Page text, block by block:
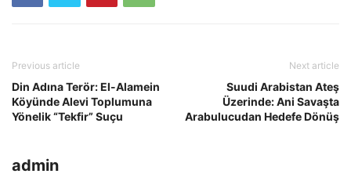
Previous article
Din Adına Terör: El-Alamein
Köyünde Alevi Toplumuna
Yönelik “Tekfir” Suçu
Next article
Suudi Arabistan Ateş
Üzerinde: Ani Savaşta
Arabulucudan Hedefe Dönüş
admin